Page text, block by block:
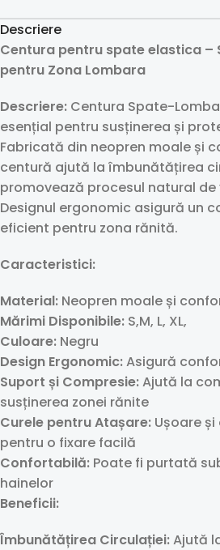
Descriere
Centura pentru spate elastica –
pentru Zona Lombara
Descriere: Centura Spate-
esențial pentru susținerea și
Fabricată din neopren moale și
centură ajută la îmbunătățirea
promovează procesul natural
Designul ergonomic asigură un
eficient pentru zona rănită.
Caracteristici:
Material: Neopren moale și
Mărimi Disponibile: S,M, L, XL,
Culoare: Negru
Design Ergonomic:Asigură
Suport și Compresie:Ajută la
susținerea zonei rănite
Curele pentru Atașare: Ușoare
pentru o fixare facilă
Confortabilă: Poate fi purtată
hainelor
Beneficii:
Îmbunătățirea Circulației:Ajută